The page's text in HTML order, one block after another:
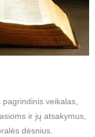
veikalas,
ir jų atsakymus,
dėsnius.